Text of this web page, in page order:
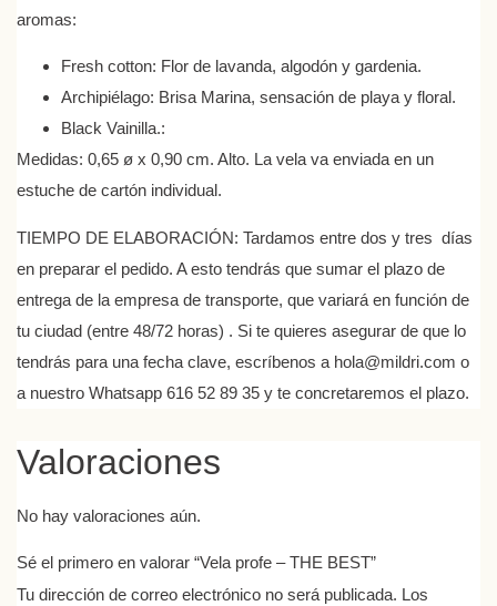
aromas:
Fresh cotton: Flor de lavanda, algodón y gardenia.
Archipiélago: Brisa Marina, sensación de playa y floral.
Black Vainilla.:
Medidas: 0,65 ø x 0,90 cm. Alto. La vela va enviada en un
estuche de cartón individual.
TIEMPO DE ELABORACIÓN: Tardamos entre dos y tres días
en preparar el pedido. A esto tendrás que sumar el plazo de
entrega de la empresa de transporte, que variará en función de
tu ciudad (entre 48/72 horas) . Si te quieres asegurar de que lo
tendrás para una fecha clave, escríbenos a hola@mildri.com o
a nuestro Whatsapp 616 52 89 35 y te concretaremos el plazo.
Valoraciones
No hay valoraciones aún.
Sé el primero en valorar “Vela profe – THE BEST”
Tu dirección de correo electrónico no será publicada. Los